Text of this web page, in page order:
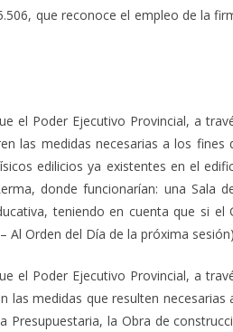
que reconoce el empleo de la
el Poder Ejecutivo Provincial, a
las medidas necesarias a los
edilicios ya existentes en el
donde funcionarían: una Sala
teniendo en cuenta que si el
Al Orden del Día de la próxima sesión)
el Poder Ejecutivo Provincial, a
las medidas que resulten
la Obra de